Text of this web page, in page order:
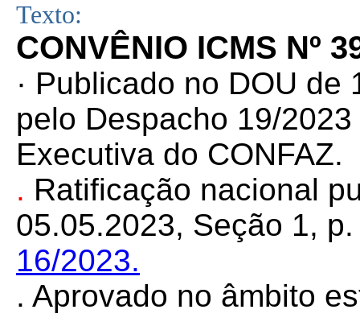
Texto:
CONVÊNIO ICMS Nº
· Publicado no DOU
pelo Despacho 19/
Executiva do CONFAZ.
. Ratificação nacional
05.05.2023, Seção 1,
16/2023.
. Aprovado no âmbito